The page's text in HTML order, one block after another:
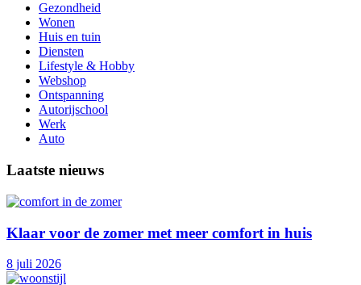
Gezondheid
Wonen
Huis en tuin
Diensten
Lifestyle & Hobby
Webshop
Ontspanning
Autorijschool
Werk
Auto
Laatste nieuws
Klaar voor de zomer met meer comfort in huis
8 juli 2026